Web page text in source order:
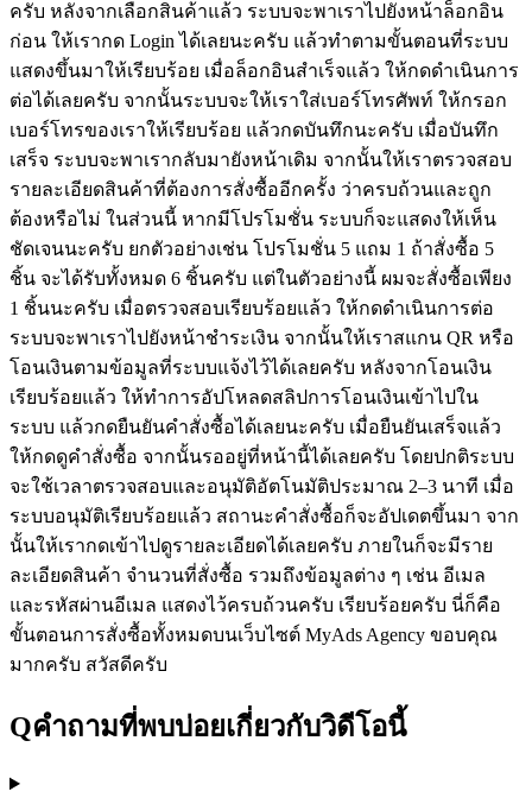
ครับ หลังจากเลือกสินค้าแล้ว ระบบจะพาเราไปยังหน้าล็อกอิน
ก่อน ให้เรากด Login ได้เลยนะครับ แล้วทำตามขั้นตอนที่ระบบ
แสดงขึ้นมาให้เรียบร้อย เมื่อล็อกอินสำเร็จแล้ว ให้กดดำเนินการ
ต่อได้เลยครับ จากนั้นระบบจะให้เราใส่เบอร์โทรศัพท์ ให้กรอก
เบอร์โทรของเราให้เรียบร้อย แล้วกดบันทึกนะครับ เมื่อบันทึก
เสร็จ ระบบจะพาเรากลับมายังหน้าเดิม จากนั้นให้เราตรวจสอบ
รายละเอียดสินค้าที่ต้องการสั่งซื้ออีกครั้ง ว่าครบถ้วนและถูก
ต้องหรือไม่ ในส่วนนี้ หากมีโปรโมชั่น ระบบก็จะแสดงให้เห็น
ชัดเจนนะครับ ยกตัวอย่างเช่น โปรโมชั่น 5 แถม 1 ถ้าสั่งซื้อ 5
ชิ้น จะได้รับทั้งหมด 6 ชิ้นครับ แต่ในตัวอย่างนี้ ผมจะสั่งซื้อเพียง
1 ชิ้นนะครับ เมื่อตรวจสอบเรียบร้อยแล้ว ให้กดดำเนินการต่อ
ระบบจะพาเราไปยังหน้าชำระเงิน จากนั้นให้เราสแกน QR หรือ
โอนเงินตามข้อมูลที่ระบบแจ้งไว้ได้เลยครับ หลังจากโอนเงิน
เรียบร้อยแล้ว ให้ทำการอัปโหลดสลิปการโอนเงินเข้าไปใน
ระบบ แล้วกดยืนยันคำสั่งซื้อได้เลยนะครับ เมื่อยืนยันเสร็จแล้ว
ให้กดดูคำสั่งซื้อ จากนั้นรออยู่ที่หน้านี้ได้เลยครับ โดยปกติระบบ
จะใช้เวลาตรวจสอบและอนุมัติอัตโนมัติประมาณ 2–3 นาที เมื่อ
ระบบอนุมัติเรียบร้อยแล้ว สถานะคำสั่งซื้อก็จะอัปเดตขึ้นมา จาก
นั้นให้เรากดเข้าไปดูรายละเอียดได้เลยครับ ภายในก็จะมีราย
ละเอียดสินค้า จำนวนที่สั่งซื้อ รวมถึงข้อมูลต่าง ๆ เช่น อีเมล
และรหัสผ่านอีเมล แสดงไว้ครบถ้วนครับ เรียบร้อยครับ นี่ก็คือ
ขั้นตอนการสั่งซื้อทั้งหมดบนเว็บไซต์ MyAds Agency ขอบคุณ
มากครับ สวัสดีครับ
Qคำถามที่พบบ่อยเกี่ยวกับวิดีโอนี้